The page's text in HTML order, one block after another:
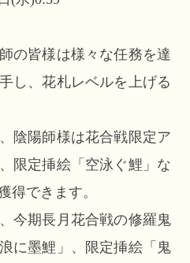
の皆様は様々な任務を達
し、花札レベルを上げる
陰陽師様は花合戦限定ア
限定挿絵「空泳ぐ鯉」な
得できます。
今期長月花合戦の修羅鬼
に墨鯉」、限定挿絵「鬼